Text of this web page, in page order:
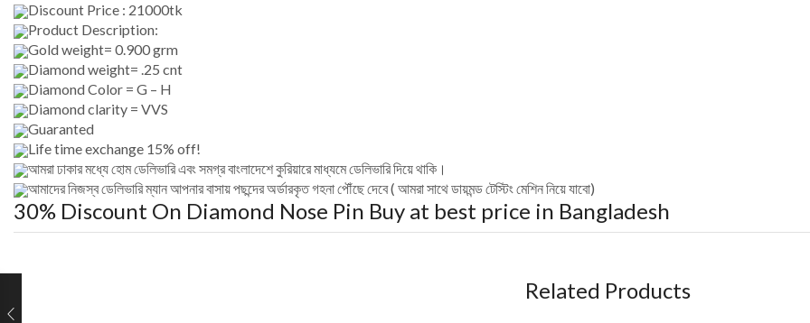
Discount Price : 21000tk
Product Description:
Gold weight= 0.900 grm
Diamond weight= .25 cnt
Diamond Color = G – H
Diamond clarity = VVS
Guaranted
Life time exchange 15% off!
আমরা ঢাকার মধ্যে হোম ডেলিভারি এবং সমগ্র বাংলাদেশে কুরিয়ারে মাধ্যমে ডেলিভারি দিয়ে থাকি।
আমাদের নিজস্ব ডেলিভারি ম্যান আপনার বাসায় পছন্দের অর্ডারকৃত গহনা পৌঁছে দেবে ( আমরা সাথে ডায়মন্ড টেস্টিং মেশিন নিয়ে যাবো)
30% Discount On Diamond Nose Pin Buy at best price in Bangladesh
Related Products